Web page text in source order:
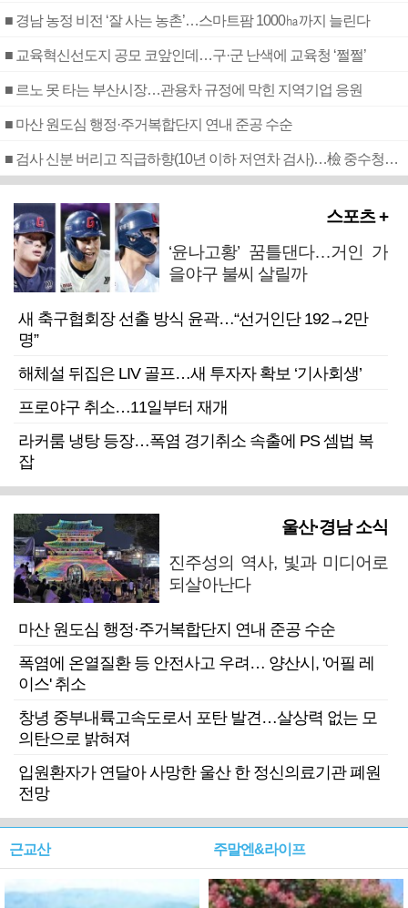
■ 경남 농정 비전 ‘잘 사는 농촌’…스마트팜 1000㏊까지 늘린다
■ 교육혁신선도지 공모 코앞인데…구·군 난색에 교육청 ‘쩔쩔’
■ 르노 못 타는 부산시장…관용차 규정에 막힌 지역기업 응원
■ 마산 원도심 행정·주거복합단지 연내 준공 수순
■ 검사 신분 버리고 직급하향(10년 이하 저연차 검사)…檢 중수청행 기피
스포츠 +
‘윤나고황’ 꿈틀댄다…거인 가
을야구 불씨 살릴까
새 축구협회장 선출 방식 윤곽…“선거인단 192→2만
명”
해체설 뒤집은 LIV 골프…새 투자자 확보 ‘기사회생’
프로야구 취소…11일부터 재개
라커룸 냉탕 등장…폭염 경기취소 속출에 PS 셈법 복
잡
울산·경남 소식
진주성의 역사, 빛과 미디어로
되살아난다
마산 원도심 행정·주거복합단지 연내 준공 수순
폭염에 온열질환 등 안전사고 우려… 양산시, '어필 레
이스' 취소
창녕 중부내륙고속도로서 포탄 발견…살상력 없는 모
의탄으로 밝혀져
입원환자가 연달아 사망한 울산 한 정신의료기관 폐원
전망
근교산 주말엔&라이프